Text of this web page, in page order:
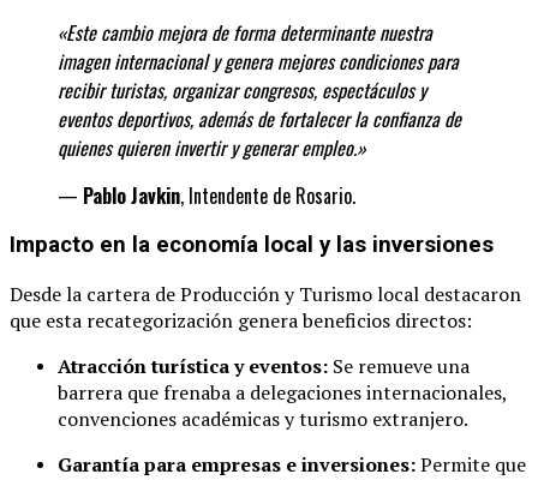
«Este cambio mejora de forma determinantenuestra
imagen internacional y genera mejores condiciones para
recibir turistas, organizar congresos, espectáculos y
eventos deportivos, además de fortalecer la confianza de
quienes quieren invertir y generarempleo.»
— Pablo Javkin, Intendente de Rosario.
Impacto en la economía local y las inversiones
Desde la cartera de Producción y Turismo local destacaron
que esta recategorización genera beneficios directos:
Atracción turística y eventos: Se remueve una
barrera que frenaba a delegaciones internacionales,
convenciones académicas y turismo extranjero.
Garantía para empresas e inversiones:Permite que